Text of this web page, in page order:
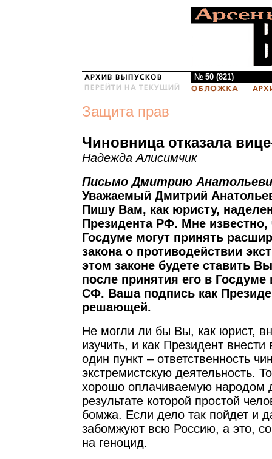
№ 50 (821)
Защита прав
Чиновница отказала
Надежда Алисимчик
Письмо Дмитрию
Уважаемый Дмитрий
Пишу Вам, как юристу,
Президента РФ. Мне известно,
Госдуме могут принять
закона о противодействии
этом законе будете ставить
после принятия его в Госдуме
СФ. Ваша подпись как
решающей.
Не могли ли бы Вы, как юрист,
изучить, и как Президент внести
один пункт – ответственность
экстремистскую деятельность.
хорошо оплачиваемую народом
результате которой простой
бомжа. Если дело так пойдет и
забомжуют всю Россию, а это,
на геноцид.